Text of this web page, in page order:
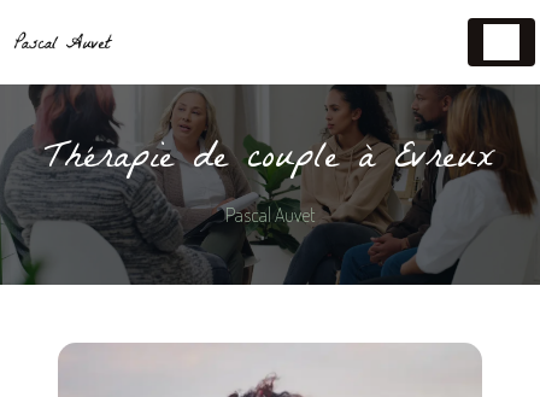
Thérapie de couple à Evreux
Pascal Auvet